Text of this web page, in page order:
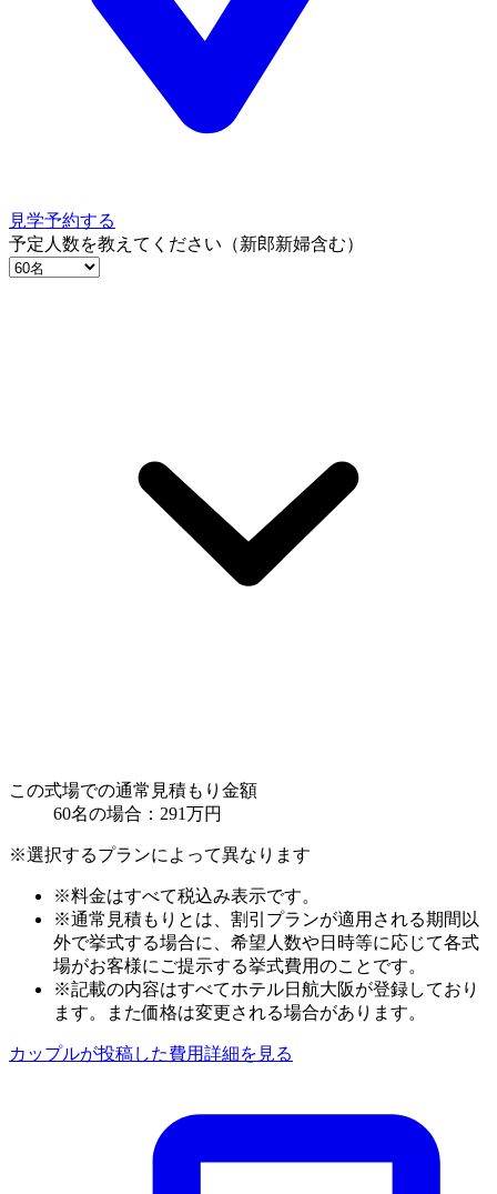
見学予約する
予定人数を教えてください（新郎新婦含む）
この式場での通常見積もり金額
60名の場合： 291万円
※選択するプランによって異なります
※料金はすべて税込み表示です。
※通常見積もりとは、割引プランが適用される期間以
外で挙式する場合に、希望人数や日時等に応じて各式
場がお客様にご提示する挙式費用のことです。
※記載の内容はすべてホテル日航大阪が登録しており
ます。また価格は変更される場合があります。
カップルが投稿した費用詳細を見る